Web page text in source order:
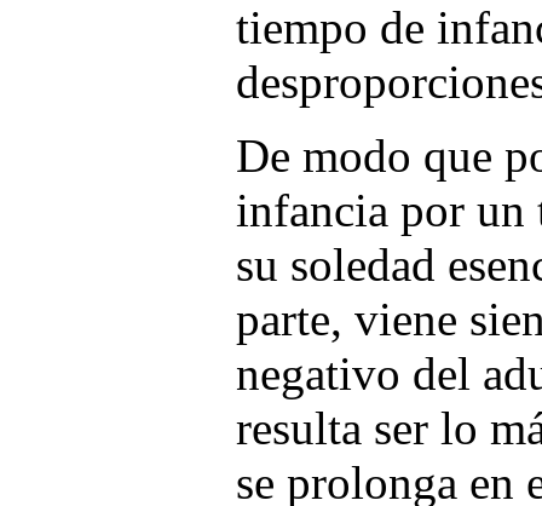
tiempo de
De modo que
infancia por
su soledad
parte, viene
negativo del
resulta ser lo
se prolonga en